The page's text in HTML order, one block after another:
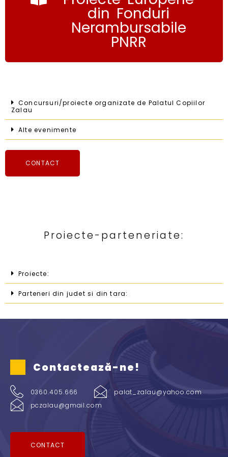
din Fonduri
Nerambursabile
PNRR
Concursuri/proiecte organizate de Palatul Copiilor
Zalau
Alte evenimente
CONTACT
Proiecte-parteneriate:
Proiecte:
Parteneri din judet si din tara:
Contactează-ne!
0360.405.666
palat_zalau@yahoo.com
pczalau@gmail.com
CONTACT